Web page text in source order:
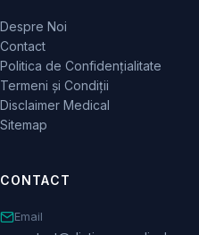
Despre Noi
Contact
Politica de Confidențialitate
Termeni și Condiții
Disclaimer Medical
Sitemap
CONTACT
Email